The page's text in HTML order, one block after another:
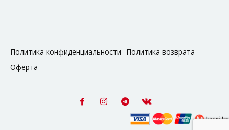
Политика конфиденциальности
Политика возврата
Оферта